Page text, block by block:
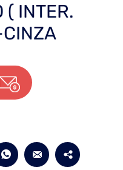
( INTER.
CINZA